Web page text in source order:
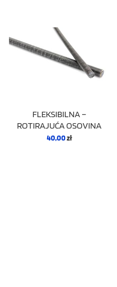
FLEKSIBILNA –
ROTIRAJUĆA OSOVINA
40,00zł